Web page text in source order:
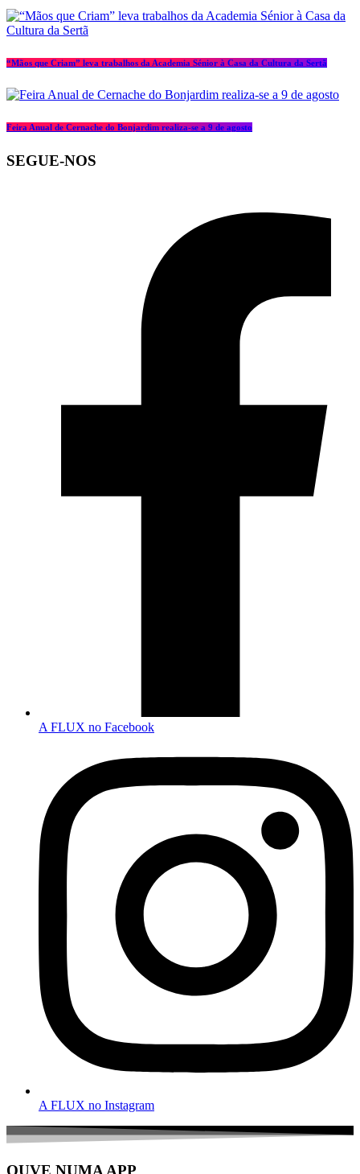
“Mãos que Criam” leva trabalhos da Academia Sénior à Casa da Cultura da Sertã
Feira Anual de Cernache do Bonjardim realiza-se a 9 de agosto
SEGUE-NOS
A FLUX no Facebook
A FLUX no Instagram
OUVE NUMA APP